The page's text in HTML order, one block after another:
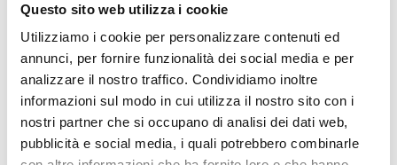
Questo sito web utilizza i cookie
Utilizziamo i cookie per personalizzare contenuti ed
annunci, per fornire funzionalità dei social media e per
analizzare il nostro traffico. Condividiamo inoltre
informazioni sul modo in cui utilizza il nostro sito con i
nostri partner che si occupano di analisi dei dati web,
pubblicità e social media, i quali potrebbero combinarle
Nicht nur ein Wochenende
Nicht nur ein Wochenende
Anreise am Sonntag oder Montag, mindestens 3 Nächte
bleiben – die vierte Nacht schenken wir Ihnen.